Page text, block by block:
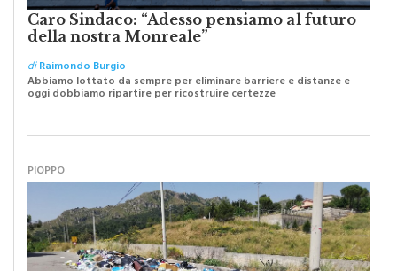
Caro Sindaco: “Adesso pensiamo al futuro
della nostra Monreale”
diRaimondo Burgio